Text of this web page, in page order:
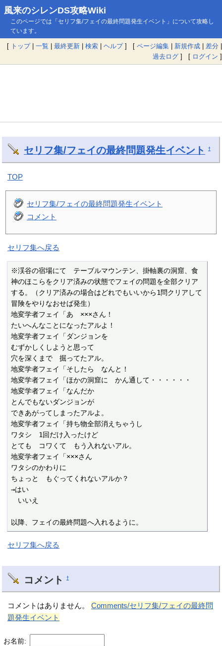
風来のシレンDS攻略Wiki
このページでは「セリフ集/フェイの最終問題発生イベント」について攻略し
ています。
[ トップ| 一覧 | 最終更新 | 検索 | ヘルプ] [ ページ編集 | 新規作成 | 差分 |
過去ログ ] [ ログイン ]
セリフ集/フェイの最終問題発生イベント †
TOP
セリフ集/フェイの最終問題発生イベント
コメント
セリフ集へ戻る
※渓谷の宿場にて　テーブルマウンテン、掛軸裏の洞窟、食
神のほこらをクリア済みの状態でフェイの問題を全部クリア
する。（クリア済みの場合はどれでもいいから1問クリアして
冒険をやりなおせば発生）
地変学者フェイ「あ　×××さん！
たいへんなことになったアルよ！
地変学者フェイ「ダンジョンを
むずかしくしようと思って
穴を深くまで　掘ってたアル。
地変学者フェイ「そしたら　なんと！
地変学者フェイ「ほかの洞窟に　かん通して・・・・・・
地変学者フェイ「なんだか
とんでもないダンジョンが
できあがってしまったアルよ。
地変学者フェイ「持ち物全部消えちゃうし
ワタシ　1回だけ入ったけど
とても　コワくて　もう入れないアル。
地変学者フェイ「×××さん
ワタシのかわりに
ちょっと　もぐってくれないアルか？
→はい
いいえ
以降、フェイの最終問題へ入れるように。
セリフ集へ戻る
コメント †
コメントはありません。Comments/セリフ集/フェイの最終問
題発生イベント
お名前: